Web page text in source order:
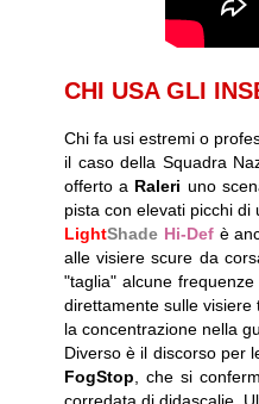
CHI USA GLI
Chi fa usi estremi o
il caso della Squadra
offerto a Raleri uno
pista con elevati picchi
LightShade Hi-Defè
alle visiere scure da
"taglia" alcune
direttamente sulle
la concentrazione nella
Diverso è il discorso per
FogStop , che si